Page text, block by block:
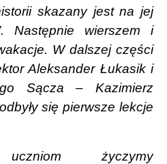
skazany jest na jej
Następnie wierszem i
W dalszej części
Aleksander Łukasik i
Sącza – Kazimierz
się pierwsze lekcje
życzymy